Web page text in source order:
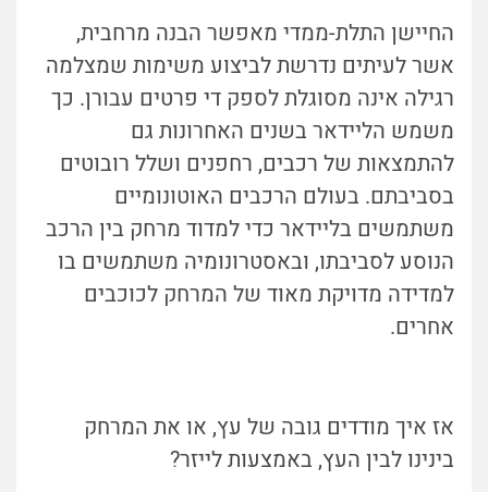
החיישן התלת-ממדי מאפשר הבנה מרחבית,
אשר לעיתים נדרשת לביצוע משימות שמצלמה
רגילה אינה מסוגלת לספק די פרטים עבורן. כך
משמש הליידאר בשנים האחרונות גם
להתמצאות של רכבים, רחפנים ושלל רובוטים
בסביבתם. בעולם הרכבים האוטונומיים
משתמשים בליידאר כדי למדוד מרחק בין הרכב
הנוסע לסביבתו, ובאסטרונומיה משתמשים בו
למדידה מדויקת מאוד של המרחק לכוכבים
אחרים.
אז איך מודדים גובה של עץ, או את המרחק
בינינו לבין העץ, באמצעות לייזר?